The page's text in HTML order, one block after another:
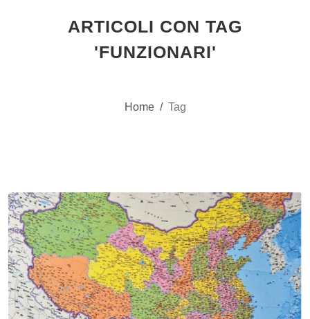
ARTICOLI CON TAG
'FUNZIONARI'
Home / Tag